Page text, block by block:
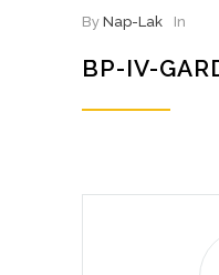
By Nap-Lak In
BP-IV-